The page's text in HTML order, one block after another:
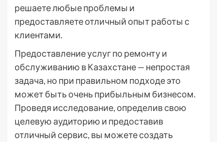
решаете любые проблемы и
предоставляете отличный опыт работы с
клиентами.
Предоставление услуг по ремонту и
обслуживанию в Казахстане — непростая
задача, но при правильном подходе это
может быть очень прибыльным бизнесом.
Проведя исследование, определив свою
целевую аудиторию и предоставив
отличный сервис, вы можете создать